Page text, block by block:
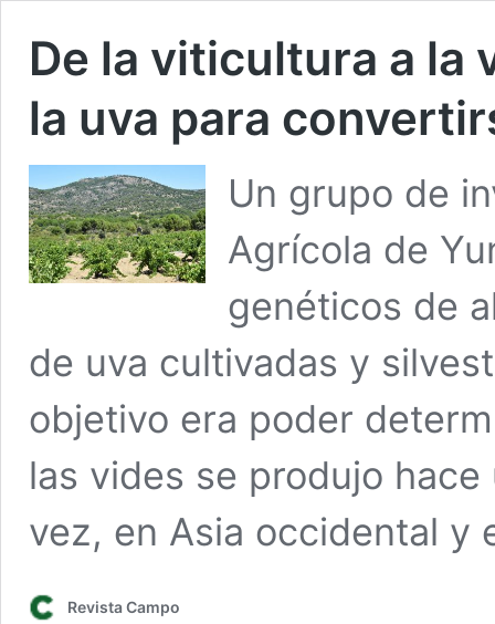
De la viticultura a la
la uva para
Un grupo de
Agrícola de
genéticos de
de uva cultivadas y
objetivo era poder
las vides se produjo hace
vez, en Asia occidental
Revista Campo